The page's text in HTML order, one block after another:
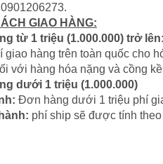
GIAO HÀNG:
từ 1 triệu (1.000.000) trở lên:
giao hàng trên toàn quốc cho
với hàng hóa nặng và cồng
dưới 1 triệu (1.000.000)
Đơn hàng dưới 1 triệu phí
phí ship sẽ được tính